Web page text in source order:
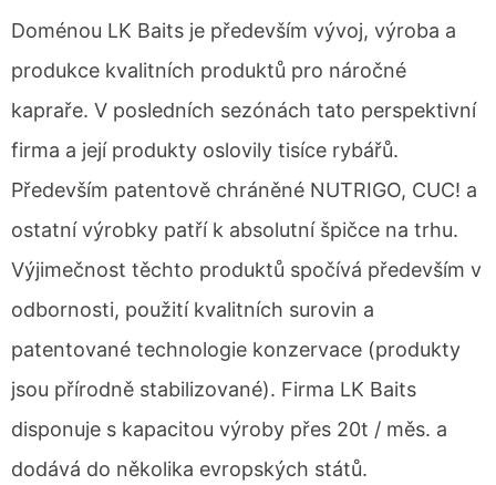
Doménou LK Baits je především vývoj, výroba a
produkce kvalitních produktů pro náročné
kapraře. V posledních sezónách tato perspektivní
firma a její produkty oslovily tisíce rybářů.
Především patentově chráněné NUTRIGO, CUC! a
ostatní výrobky patří k absolutní špičce na trhu.
Výjimečnost těchto produktů spočívá především v
odbornosti, použití kvalitních surovin a
patentované technologie konzervace (produkty
jsou přírodně stabilizované). Firma LK Baits
disponuje s kapacitou výroby přes 20t / měs. a
dodává do několika evropských států.